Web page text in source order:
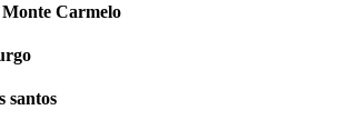
Carmelo
santos